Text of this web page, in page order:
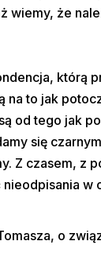
wiemy, że
którą
to jak
od tego jak
się
Z czasem, z
w
o